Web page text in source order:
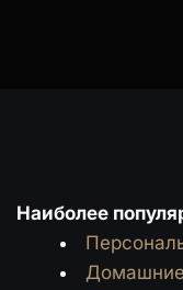
Наиболее
Домашние